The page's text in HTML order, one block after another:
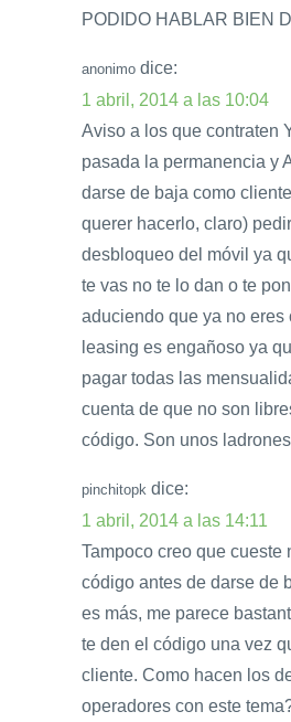
PODIDO HABLAR BIEN
anonimo dice:
1 abril, 2014 a las 10:04
Aviso a los que contraten
pasada la permanencia y
darse de baja como
querer hacerlo, claro)
desbloqueo del móvil ya
te vas no te lo dan o te
aduciendo que ya no eres
leasing es engañoso ya
pagar todas las
cuenta de que no son
código. Son unos
pinchitopk dice:
1 abril, 2014 a las 14:11
Tampoco creo que cueste
código antes de darse de
es más, me parece
te den el código una vez
cliente. Como hacen los
operadores con este